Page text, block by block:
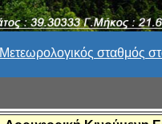
Μετεωρολογικός σταθμός